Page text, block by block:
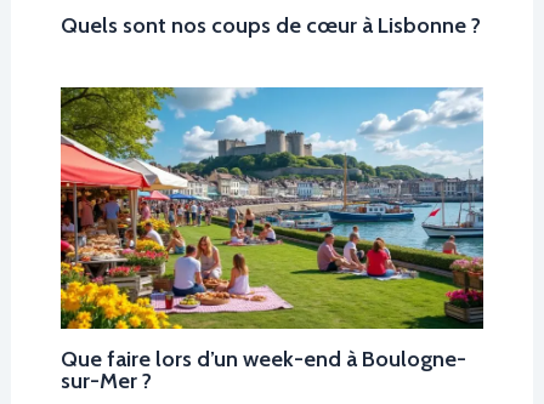
Quels sont nos coups de cœur à Lisbonne ?
Que faire lors d’un week-end à Boulogne-
sur-Mer ?